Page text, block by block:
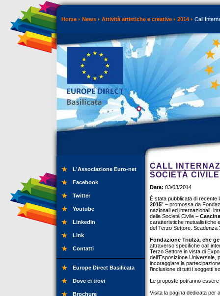
Home News Attività artistiche e creative 2014 Call
L'Associazione Euro-net
Facebook
Twitter
Youtube
LinkedIn
Link
Contatti
Europe Direct Basilicata
Dove ci trovi
Brochure
CALL
SOCIETÀ
Data: 03/03/2014
È stata pubblicata di recente
2015” – promossa da
nazionali ed internazionali,
della Società Civile –
caratteristiche mutualistiche
del Terzo Settore. Scadenza
Fondazione Triulza, che
attraverso specifiche call
Terzo Settore in vista di
dell’Esposizione
incoraggiare la
l’inclusione di tutti i soggetti
Le proposte potranno
Visita la pagina dedicata per